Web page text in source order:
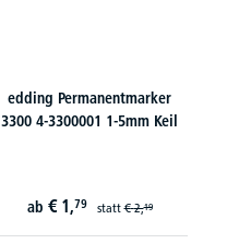
edding Permanentmarker
3300 4-3300001 1-5mm Keil
ab € 1,79 statt€ 2,19